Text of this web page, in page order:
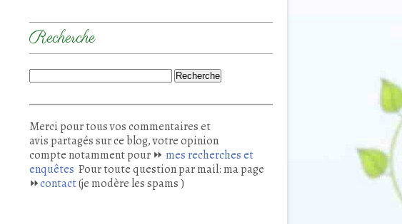
Recherche
Merci pour tous vos commentaires et
avis partagés sur ce blog, votre opinion
compte notamment pour ⏩ mes recherches et
enquêtes Pour toute question par mail: ma page
⏩contact(je modère les spams )